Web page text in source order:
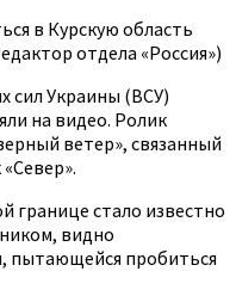
в Курскую область
отдела «Россия»)
сил Украины (ВСУ)
на видео. Ролик
ветер», связанный
границе стало известно
видно
пытающейся пробиться